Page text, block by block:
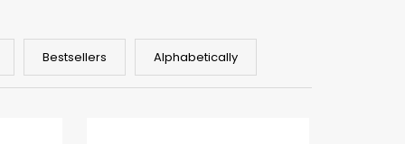
Bestsellers Alphabetically